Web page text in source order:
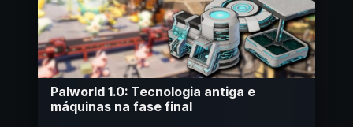
Palworld 1.0: Tecnologia antiga e
máquinas na fase final